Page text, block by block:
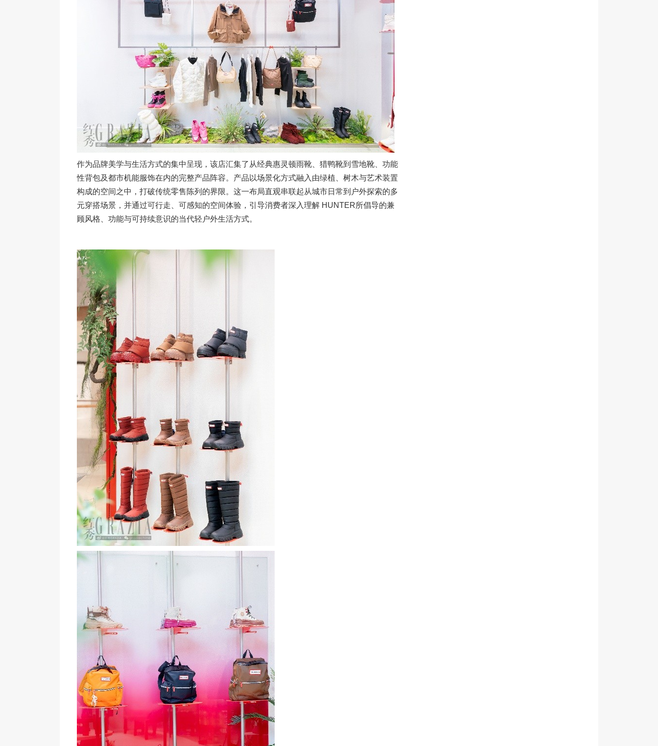
作为品牌美学与生活方式的集中呈现，该店汇集了从经典惠灵顿雨靴、猎鸭靴到雪地靴、功能
性背包及都市机能服饰在内的完整产品阵容。产品以场景化方式融入由绿植、树木与艺术装置
构成的空间之中，打破传统零售陈列的界限。这一布局直观串联起从城市日常到户外探索的多
元穿搭场景，并通过可行走、可感知的空间体验，引导消费者深入理解 HUNTER所倡导的兼
顾风格、功能与可持续意识的当代轻户外生活方式。